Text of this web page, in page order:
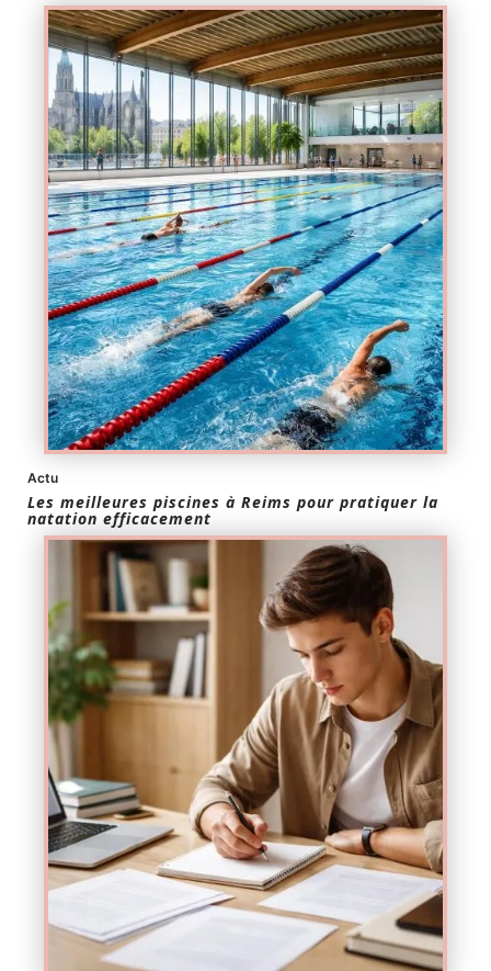
Actu
Les meilleures piscines à Reims pour pratiquer la
natation efficacement